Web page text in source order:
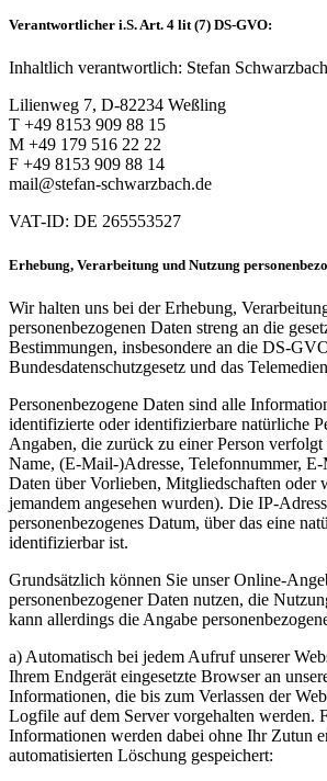
Verantwortlicher i.S. Art. 4 lit (7) DS-GVO:
Inhaltlich verantwortlich: Stefan Schwarzbach
Lilienweg 7, D-82234 Weßling
T +49 8153 909 88 15
M +49 179 516 22 22
F +49 8153 909 88 14
mail@stefan-schwarzbach.de
VAT-ID: DE 265553527
Erhebung, Verarbeitung und Nutzung
Wir halten uns bei der Erhebung,
personenbezogenen Daten streng an die
Bestimmungen, insbesondere an die DS-
Bundesdatenschutzgesetz und das
Personenbezogene Daten sind alle
identifizierte oder identifizierbare natürliche
Angaben, die zurück zu einer Person
Name, (E-Mail-)Adresse, Telefonnummer, E-
Daten über Vorlieben, Mitgliedschaften oder
jemandem angesehen wurden). Die IP-
personenbezogenes Datum, über das eine
identifizierbar ist.
Grundsätzlich können Sie unser Online-
personenbezogener Daten nutzen, die
kann allerdings die Angabe
a) Automatisch bei jedem Aufruf unserer
Ihrem Endgerät eingesetzte Browser an
Informationen, die bis zum Verlassen der
Logfile auf dem Server vorgehalten werden.
Informationen werden dabei ohne Ihr Zutun
automatisierten Löschung gespeichert: